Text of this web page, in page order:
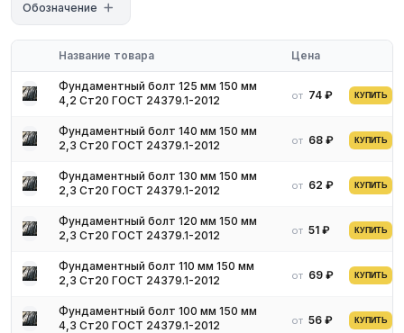
углеродистой;
жаропрочной;
нержавеющей;
легированной;
оцинкованной.
сторону стержня наносится метрическая резьба. Болт имеет
головку шестигранной формы. Завинчивание происходит с
помощью гаечного ключа.
Разновидности
Болты можно покрыть:
цинком;
хромом;
медно-никелем;
фосфатом;
Обозначение
Название товара Цена
Фундаментный болт 125 мм 150 мм
4,2 Ст20 ГОСТ 24379.1-2012
от 74 ₽ КУПИТЬ
Фундаментный болт 140 мм 150 мм
2,3 Ст20 ГОСТ 24379.1-2012
от 68 ₽ КУПИТЬ
Фундаментный болт 130 мм 150 мм
2,3 Ст20 ГОСТ 24379.1-2012
от 62 ₽ КУПИТЬ
Фундаментный болт 120 мм 150 мм
2,3 Ст20 ГОСТ 24379.1-2012
от 51 ₽ КУПИТЬ
Фундаментный болт 110 мм 150 мм
2,3 Ст20 ГОСТ 24379.1-2012
от 69 ₽ КУПИТЬ
Фундаментный болт 100 мм 150 мм
4,3 Ст20 ГОСТ 24379.1-2012
от 56 ₽ КУПИТЬ